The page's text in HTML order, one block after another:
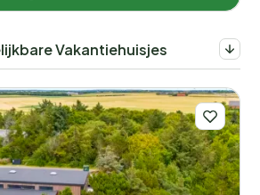
Vakantiehuisjes